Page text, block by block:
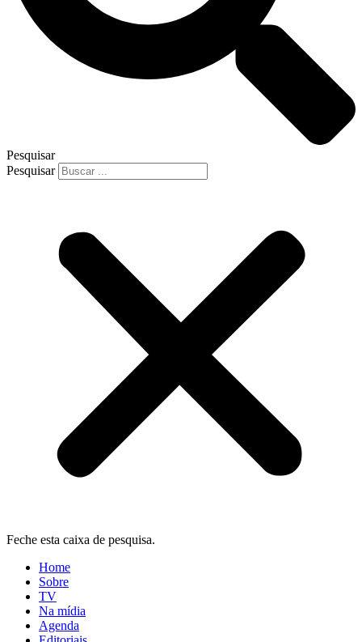
Pesquisar
Pesquisar
Feche esta caixa de pesquisa.
Home
Sobre
TV
Na mídia
Agenda